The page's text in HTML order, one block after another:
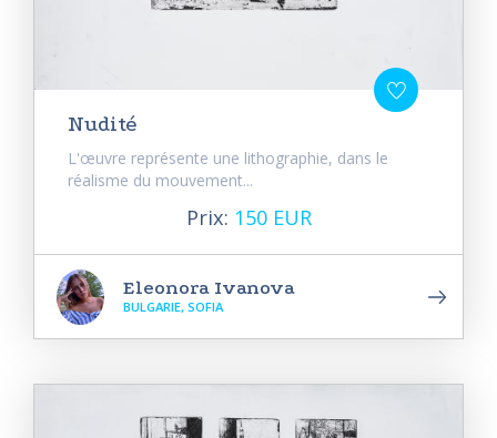
Nudité
L'œuvre représente une lithographie, dans le
réalisme du mouvement...
Prix: 150 EUR
Eleonora Ivanova
BULGARIE, SOFIA